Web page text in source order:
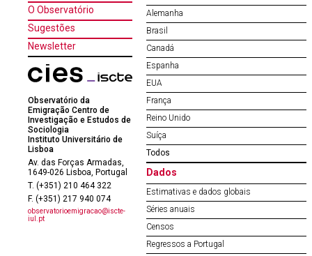
O Observatório
Sugestões
Newsletter
Observatório da
Emigração Centro de
Investigação e Estudos de
Sociologia
Instituto Universitário de
Lisboa
Av. das Forças Armadas,
1649-026 Lisboa, Portugal
T. (+351) 210 464 322
F. (+351) 217 940 074
observatorioemigracao@iscte-
iul.pt
Alemanha
Brasil
Canadá
Espanha
EUA
França
Reino Unido
Suíça
Todos
Dados
Estimativas e dados globais
Séries anuais
Censos
Regressos a Portugal